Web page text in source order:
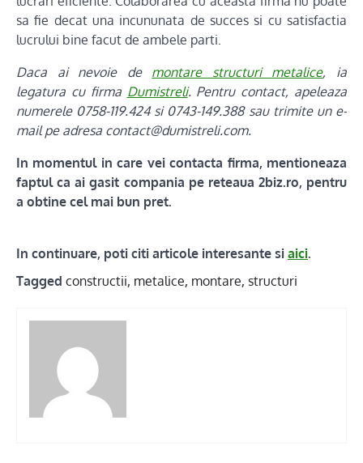
sa fie decat una incununata de succes si cu satisfactia
lucrului bine facut de ambele parti.
Daca ai nevoie de montare structuri metalice, ia
legatura cu firma Dumistreli. Pentru contact, apeleaza
numerele 0758-119.424 si 0743-149.388 sau trimite un e-
mail pe adresa contact@dumistreli.com.
In momentul in care vei contacta firma, mentioneaza
faptul ca ai gasit compania pe reteaua 2biz.ro, pentru
a obtine cel mai bun pret.
In continuare, poti citi articole interesante si aici.
Tagged constructii, metalice, montare, structuri